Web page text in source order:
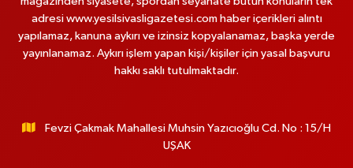
adresi www.yesilsivasligazetesi.com haber içerikleri alıntı
yapılamaz, kanuna aykırı ve izinsiz kopyalanamaz, başka yerde
yayınlanamaz. Aykırı işlem yapan kişi/kişiler için yasal başvuru
hakkı saklı tutulmaktadır.
Fevzi Çakmak Mahallesi Muhsin Yazıcıoğlu Cd. No : 15/H
UŞAK